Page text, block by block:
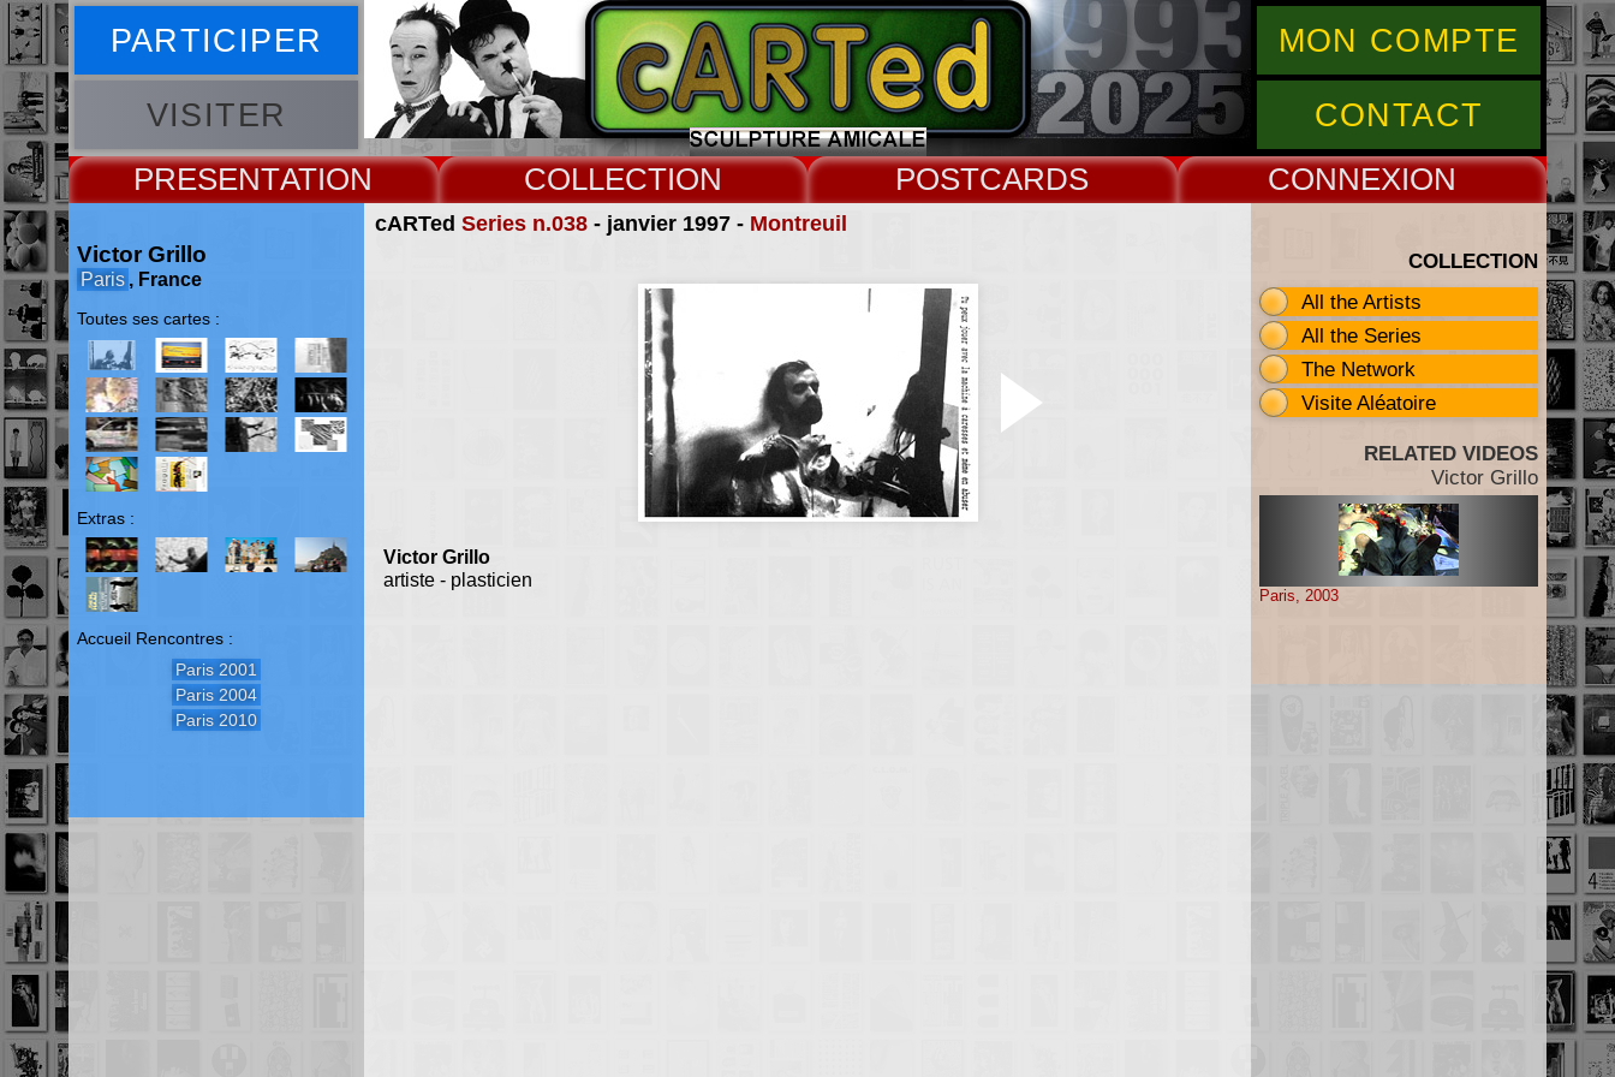
PARTICIPER
VISITER
MON COMPTE
CONTACT
PRESENT COLLECT CARDS CONNEX
cARTed Series n.038- janvier 1997 - Montreuil
Victor Grillo
artiste - plasticien
Victor Grillo
Paris , France
Toutes ses cartes :
Extras :
Accueil Rencontres :
Paris 2001
Paris 2004
Paris 2010
COLLECTION
All the Artists
All the Series
The Network
Visite Aléatoire
RELATED VIDEOS
Victor Grillo
Paris, 2003